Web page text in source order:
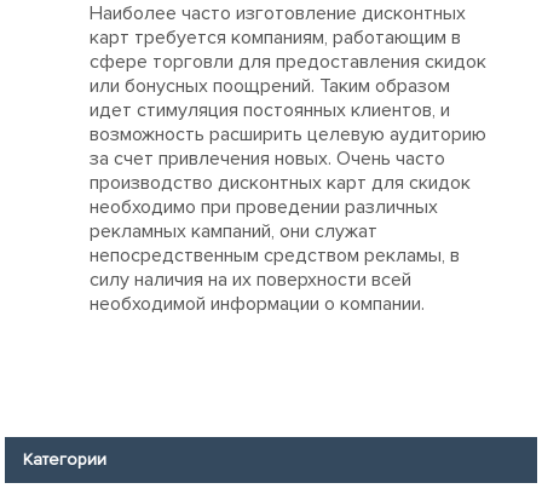
Наиболее часто изготовление дисконтных
карт требуется компаниям, работающим в
сфере торговли для предоставления скидок
или бонусных поощрений. Таким образом
идет стимуляция постоянных клиентов, и
возможность расширить целевую аудиторию
за счет привлечения новых. Очень часто
производство дисконтных карт для скидок
необходимо при проведении различных
рекламных кампаний, они служат
непосредственным средством рекламы, в
силу наличия на их поверхности всей
необходимой информации о компании.
Категории